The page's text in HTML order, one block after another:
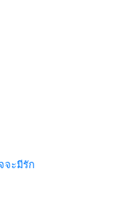
จะมีรัก